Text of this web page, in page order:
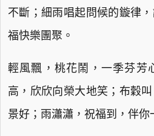
不斷；細雨唱起問候的鏇律
福快樂團聚。
輕風飄，桃花鬧，一季芬芳
高，欣欣向榮大地笑；布穀
景好；雨瀟瀟，祝福到，伴你